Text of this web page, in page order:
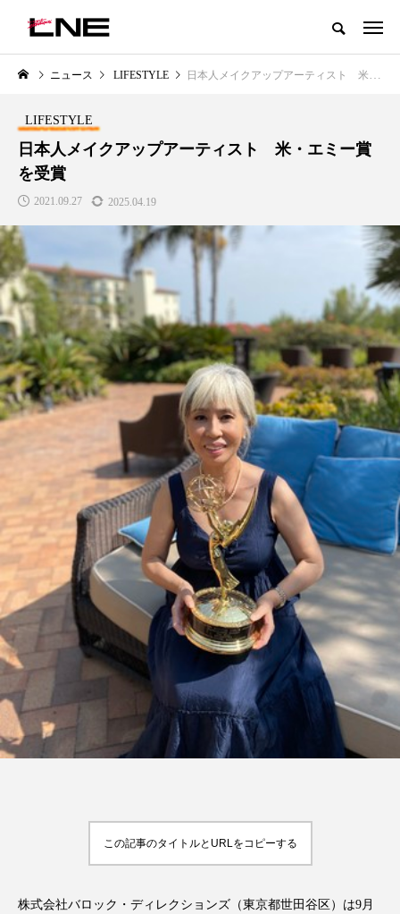
グローバルビューティ＆ヘルスケアビジネス誌
LIFESTYLE
SNSの「加工顔」と美容医療｜AI
がもたらす可能性とこれから
2026.07.13
BUSINESS
GWI調査から読み解く2030年の
都市型スパ――身近なウェルネ
の次世代モデル
2026.08.06
FEATURED 注目の企画
TAG LIST タグ一覧
B2B BeautyTech ChatGPT
SNS
TikTok アスタキサンチン
インナービューティーアワード2025受賞商品
ニュース LIFESTYLE 日本人メイクアップアーティスト 米・エミー賞を受賞
LIFESTYLE
日本人メイクアップアーティスト 米・エミー賞
を受賞
2021.09.27 2025.04.19
この記事のタイトルとURLをコピーする
株式会社バロック・ディレクションズ（東京都世田谷区）は9月